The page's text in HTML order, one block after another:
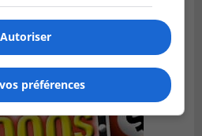
Autoriser
préférences